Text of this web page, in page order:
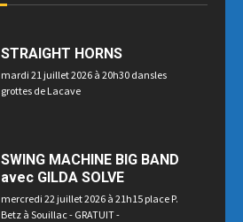
STRAIGHT HORNS
mardi 21 juillet 2026 à 20h30 dansles
grottes de Lacave
SWING MACHINE BIG BAND
avec GILDA SOLVE
mercredi 22 juillet 2026 à 21h15 place P.
Betz à Souillac - GRATUIT -